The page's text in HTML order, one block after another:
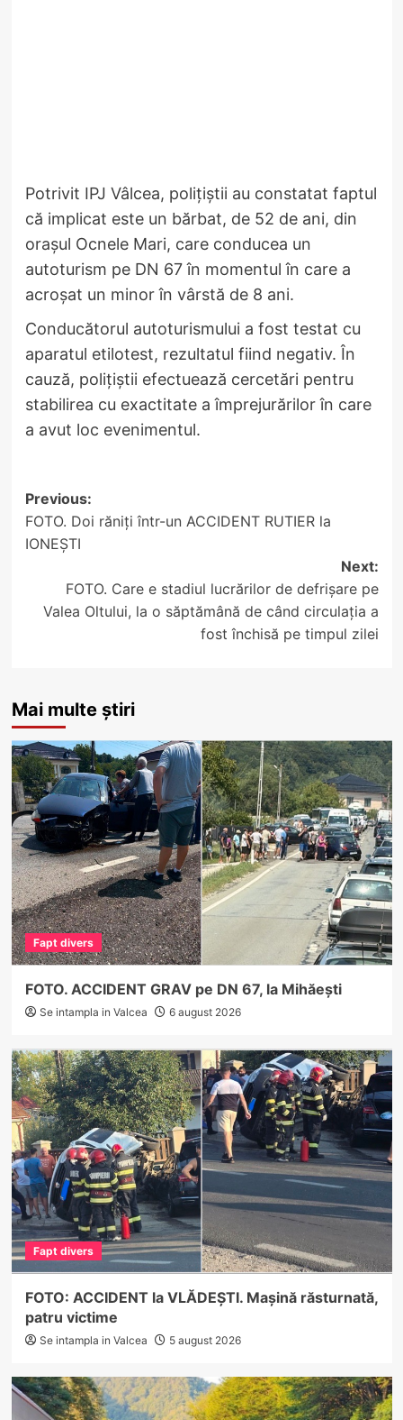
Potrivit IPJ Vâlcea, polițiștii au constatat faptul
că implicat este un bărbat, de 52 de ani, din
orașul Ocnele Mari, care conducea un
autoturism pe DN 67 în momentul în care a
acroşat un minor în vârstă de 8 ani.
Conducătorul autoturismului a fost testat cu
aparatul etilotest, rezultatul fiind negativ. În
cauză, polițiștii efectuează cercetări pentru
stabilirea cu exactitate a împrejurărilor în care
a avut loc evenimentul.
Post
navigation
Previous:
FOTO. Doi răniți într-un ACCIDENT RUTIER la
IONEȘTI
Next:
FOTO. Care e stadiul lucrărilor de defrișare pe
Valea Oltului, la o săptămână de când circulația a
fost închisă pe timpul zilei
Mai multe știri
Fapt divers
FOTO. ACCIDENT GRAV pe DN 67, la Mihăești
Se intampla in Valcea 6 august 2026
Fapt divers
FOTO: ACCIDENT la VLĂDEȘTI. Mașină răsturnată,
patru victime
Se intampla in Valcea 5 august 2026